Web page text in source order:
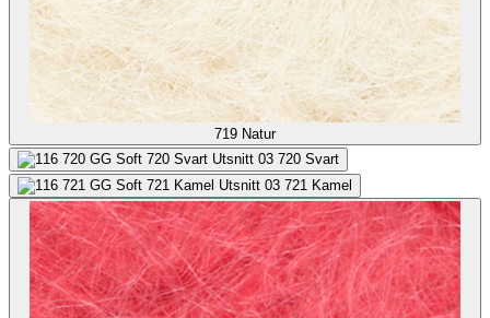
719 Natur
720 Svart
721 Kamel